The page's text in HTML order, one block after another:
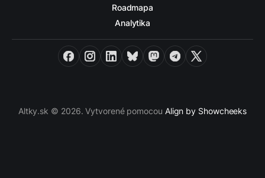
Roadmapa
Analytika
FacebookInstagramLinkedInBlueskyMastodon
Telegram
X
Altky.sk © 2026. Vytvorené pomocou Align by Showcheeks